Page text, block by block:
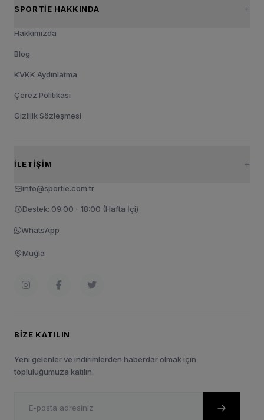
SPORTIE HAKKINDA
Hakkımızda
Blog
KVKK Aydınlatma
Çerez Politikası
Gizlilik Sözleşmesi
İLETIŞIM
info@sportie.com.tr
Destek: 09:00 - 18:00 (Hafta İçi)
WhatsApp
Muğla
BIZE KATILIN
Yeni gelenler ve indirimlerden haberdar olmak için
topluluğumuza katılın.